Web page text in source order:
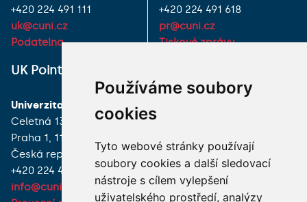
Používáme soubory
cookies
Tyto webové stránky používají
soubory cookies a další sledovací
nástroje s cílem vylepšení
uživatelského prostředí, analýzy
+420 224 491 111
uk@cuni.cz
Podatelna
+420 224 491 618
pr@cuni.cz
Tiskové zprávy
UK Point
Univerzita Karlova
Celetná 13
Praha 1, 116 36
Česká republika
+420 224 491 850
info@cuni.cz
JAK K NÁM?